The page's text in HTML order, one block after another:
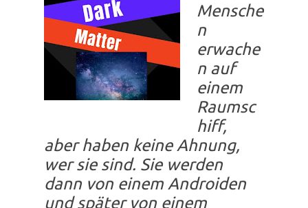
Mensche
n
erwache
n auf
einem
Raumsc
hiff,
aber haben keine Ahnung,
wer sie sind. Sie werden
dann von einem Androiden
und später von einem